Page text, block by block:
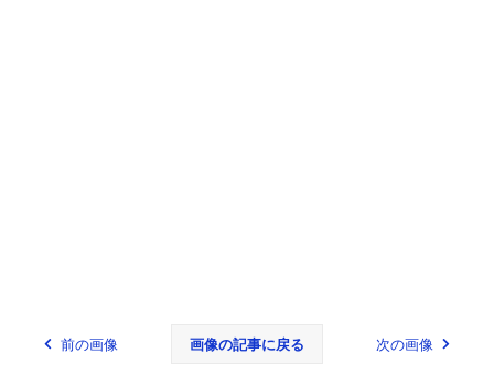
前の画像 画像の記事に戻る 次の画像